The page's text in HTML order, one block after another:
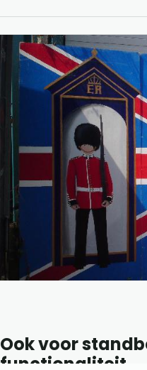
Ook voor
functionaliteit